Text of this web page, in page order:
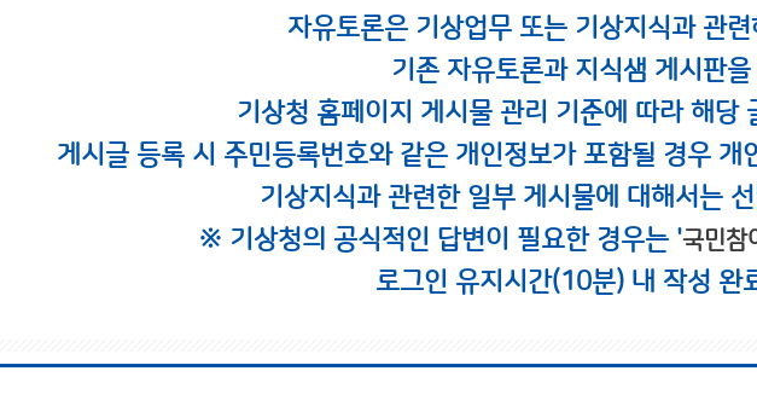
자유토론은 기상업무 또는 기상지식과 관
기존 자유토론과 지식샘 게시판
기상청 홈페이지 게시물 관리 기준에 따라 해당
게시글 등록 시 주민등록번호와 같은 개인정보가 포함될 경우
기상지식과 관련한 일부 게시물에 대해서는
※ 기상청의 공식적인 답변이 필요한 경우는 '국민참
로그인 유지시간(10분) 내 작성 완